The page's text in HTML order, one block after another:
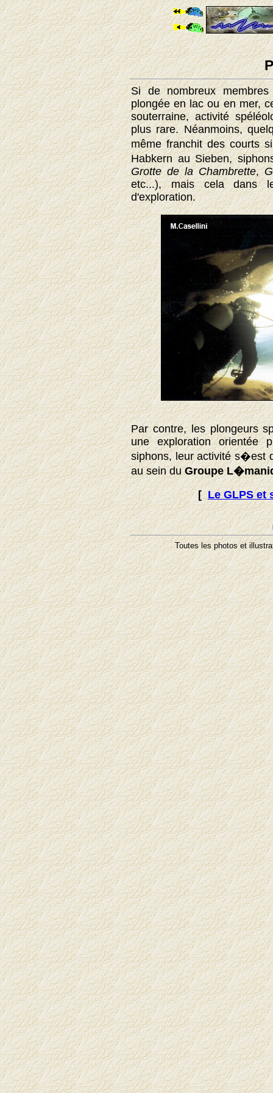
Si de nombreux
plongée en lac ou en mer,
souterraine, activité
plus rare. Néanmoins,
même franchit des courts
Habkern au Sieben,
Grotte de la Chambrette,
etc...), mais cela dans
d'exploration.
Par contre, les plongeurs
une exploration orientée
siphons, leur activité
au sein duGroupe
[Le GLPS et
Toutes les photos et